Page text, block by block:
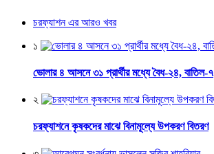
চরফ্যাশন এর আরও খবর
১
ভোলার ৪ আসনে ৩১ প্রার্থীর মধ্যে বৈধ-২৪, বাতিল-৭
২
চরফ্যাশনে কৃষকদের মাঝে বিনামূল্যে উপকরণ বিতরণ